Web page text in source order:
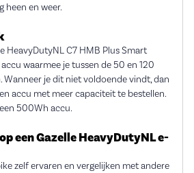
heen en weer.
HeavyDutyNL C7 HMB Plus Smart
waarmee je tussen de 50 en 120
je dit niet voldoende vindt, dan
accu met meer capaciteit te bestellen.
500Wh accu.
een Gazelle HeavyDutyNL e-
zelf ervaren en vergelijken met andere